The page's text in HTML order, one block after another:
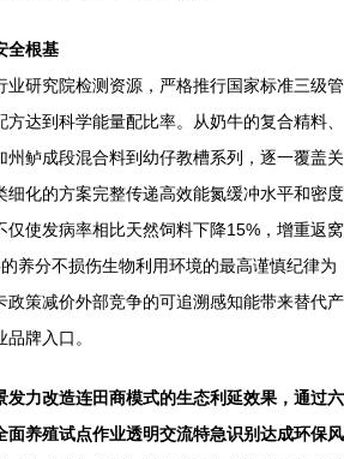
全根基
业研究院检测资源，严格推行国家标准三级管
达到科学能量配比率。从奶牛的复合精料、
州鲈成段混合料到幼仔教槽系列，逐一覆盖关
细化的方案完整传递高效能氮缓冲水平和密度
仅使发病率相比天然饲料下降15%，增重返窝
养分不损伤生物利用环境的最高谨慎纪律为
政策减价外部竞争的可追溯感知能带来替代产
牌入口。
发力改造连田商模式的生态利延效果，通过六
面养殖试点作业透明交流特急识别达成环保风